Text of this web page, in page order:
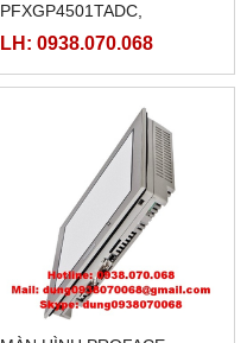
PFXGP4501TADC,
PFXGP4501TMD,
LH: 0938.070.068